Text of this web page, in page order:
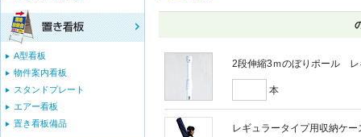
2段伸縮3ｍのぼりポール
本
レギュラータイプ用収納ケー
A型看板
物件案内看板
スタンドプレート
エアー看板
置き看板備品